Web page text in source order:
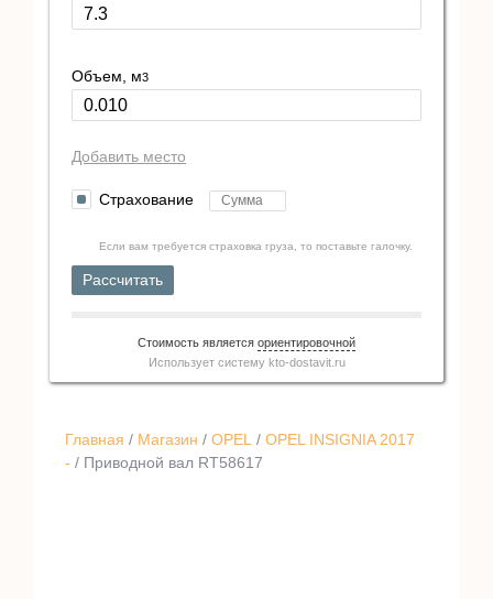
Главная / Магазин / OPEL / OPEL INSIGNIA 2017
- / Приводной вал RT58617
Объем, м3
Добавить место
Страхование
Если вам требуется страховка груза, то поставьте галочку.
Рассчитать
Стоимость является ориентировочной
Использует систему kto-dostavit.ru